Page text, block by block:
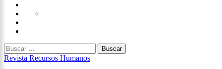
Laborales
Selección
Buscar:
Revista Recursos Humanos